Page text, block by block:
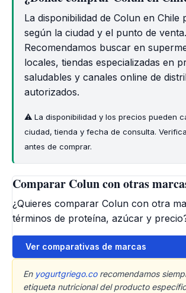
La disponibilidad de Colun en Chile
según la ciudad y el punto de venta.
Recomendamos buscar en
locales, tiendas especializadas en
saludables y canales online de
autorizados.
⚠️ La disponibilidad y los precios pueden
ciudad, tienda y fecha de consulta.
antes de comprar.
Comparar Colun con otras
¿Quieres comparar Colun con otra
términos de proteína, azúcar y
Ver comparativas de marcas
En yogurtgriego.corecomendamos
etiqueta nutricional del producto